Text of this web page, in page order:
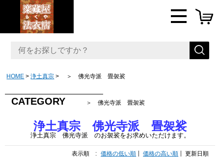
HOME 浄土真宗 ＞ 佛光寺派 畳袈裟
CATEGORY ＞ 佛光寺派 畳袈裟
浄土真宗 佛光寺派 畳袈裟
浄土真宗 佛光寺派 のお袈裟をお求めいただけます。
表示順 : 価格の低い順 価格の高い順 更新日順